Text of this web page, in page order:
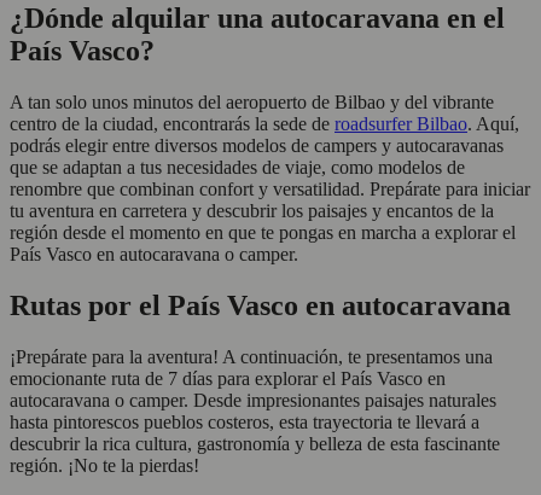
¿Dónde alquilar una autocaravana en el
País Vasco?
A tan solo unos minutos del aeropuerto de Bilbao y del vibrante
centro de la ciudad, encontrarás la sede de roadsurfer Bilbao. Aquí,
podrás elegir entre diversos modelos de campers y autocaravanas
que se adaptan a tus necesidades de viaje, como modelos de
renombre que combinan confort y versatilidad. Prepárate para iniciar
tu aventura en carretera y descubrir los paisajes y encantos de la
región desde el momento en que te pongas en marcha a explorar el
País Vasco en autocaravana o camper.
Rutas por el País Vasco en autocaravana
¡Prepárate para la aventura! A continuación, te presentamos una
emocionante ruta de 7 días para explorar el País Vasco en
autocaravana o camper. Desde impresionantes paisajes naturales
hasta pintorescos pueblos costeros, esta trayectoria te llevará a
descubrir la rica cultura, gastronomía y belleza de esta fascinante
región. ¡No te la pierdas!